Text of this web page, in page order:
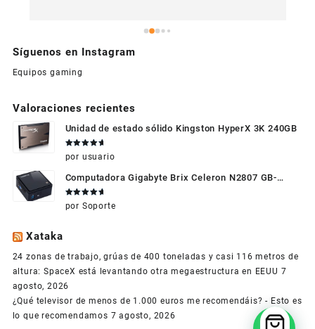
Síguenos en Instagram
Equipos gaming
Valoraciones recientes
Unidad de estado sólido Kingston HyperX 3K 240GB
Valorado
en5 de 5
por usuario
Computadora Gigabyte Brix Celeron N2807 GB-
BXBT-2807 + WIFI + RAM de 4GB + HDD 500gb +
Windows 10
Valorado
en5 de 5
por Soporte
Xataka
24 zonas de trabajo, grúas de 400 toneladas y casi 116 metros de
altura: SpaceX está levantando otra megaestructura en EEUU 7
agosto, 2026
¿Qué televisor de menos de 1.000 euros me recomendáis? - Esto es
lo que recomendamos 7 agosto, 2026